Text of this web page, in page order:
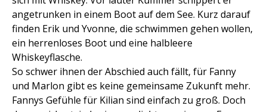
angetrunken in einem Boot auf dem See. Kurz darauf
finden Erik und Yvonne, die schwimmen gehen wollen,
ein herrenloses Boot und eine halbleere
Whiskeyflasche.
So schwer ihnen der Abschied auch fällt, für Fanny
und Marlon gibt es keine gemeinsame Zukunft mehr.
Fannys Gefühle für Kilian sind einfach zu groß. Doch